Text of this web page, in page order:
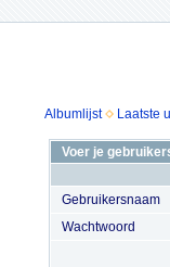
Albumlijst
Laatste
Voer je
Gebruikersnaam
Wachtwoord